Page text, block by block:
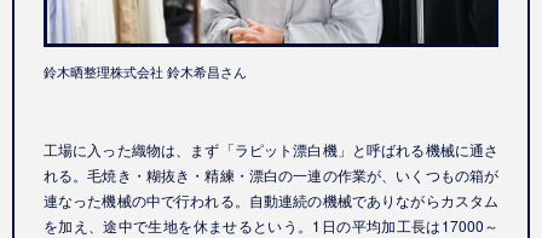
鈴木晒整理株式会社 鈴木希昌さん
工場に入った織物は、まず「ラピット漂白機」と呼ばれる機械に通さ
れる。毛焼き・糊抜き・精練・漂白の一連の作業が、いくつもの箱が
連なった機械の中で行われる。自動連続の機械でありながらカスタム
を加え、途中で生地を休ませるという。1日の平均加工長は17000～